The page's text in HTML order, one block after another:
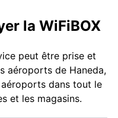
la WiFiBOX
peut être prise et
aéroports de Haneda,
dans tout le
et les magasins.